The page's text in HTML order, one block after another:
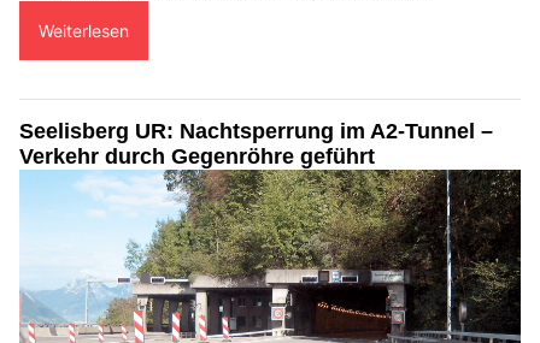
Weiterlesen
Seelisberg UR: Nachtsperrung im A2-Tunnel –
Verkehr durch Gegenröhre geführt